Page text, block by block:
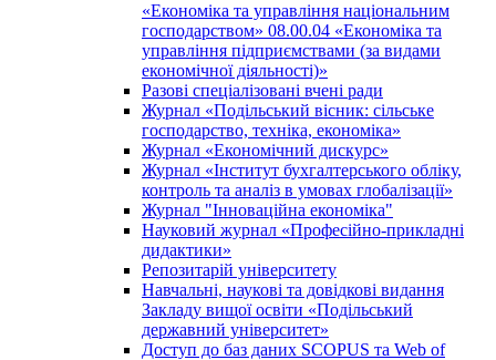
«Економіка та управління національним
господарством» 08.00.04 «Економіка та
управління підприємствами (за видами
економічної діяльності)»
Разові спеціалізовані вчені ради
Журнал «Подільський вісник: сільське
господарство, техніка, економіка»
Журнал «Економічний дискурс»
Журнал «Інститут бухгалтерського обліку,
контроль та аналіз в умовах глобалізації»
Журнал "Інноваційна економіка"
Науковий журнал «Професійно-прикладні
дидактики»
Репозитарій університету
Навчальні, наукові та довідкові видання
Закладу вищої освіти «Подільський
державний університет»
Доступ до баз даних SCOPUS та Web of